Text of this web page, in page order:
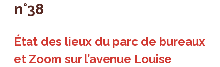
n°38
État des lieux du parc de bureaux
et Zoom sur l’avenue Louise